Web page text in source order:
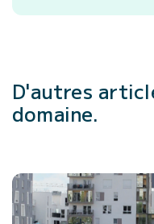
D'autres
domaine.